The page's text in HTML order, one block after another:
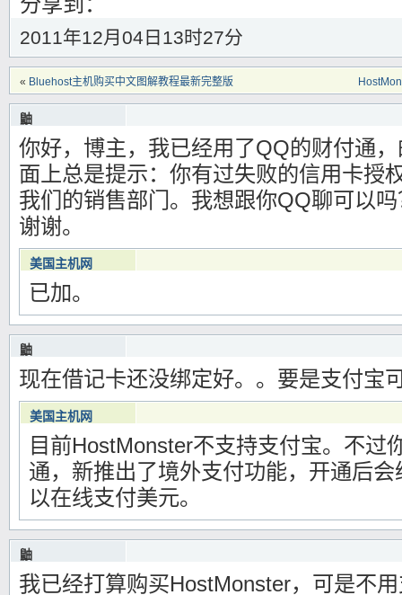
2011年12月04日13时27分
« Bluehost主机购买中文图解教程最新完整版
鼬
2012年11月28日22时00分
Warning
: Use of undefined constant 编辑 - assumed '编辑' (this will throw an
/www/wwwroot/meiguozhuji.com/wp-content/themes/blocks/functions.php
你好，博主，我已经用了QQ的财付通
面上总是提示：你有过失败的信用卡授
我们的销售部门。我想跟你QQ聊可以
谢谢。
美国主机网
2012年11月29日17时25分
Warning: Use of undefined constant 编辑 - assumed '编辑' (this will throw
/www/wwwroot/meiguozhuji.com/wp-content/themes/blocks/functions.php
已加。
鼬
2012年11月28日16时11分
Warning : Use of undefined constant 编辑 - assumed '编辑' (this will throw an
/www/wwwroot/meiguozhuji.com/wp-content/themes/blocks/functions.php
现在借记卡还没绑定好。。要是支付宝
美国主机网
2012年11月28日16时48分
Warning : Use of undefined constant 编辑 - assumed '编辑' (this will throw
/www/wwwroot/meiguozhuji.com/wp-content/themes/blocks/functions.php
目前HostMonster不支持支付宝。不过
通，新推出了境外支付功能，开通后
以在线支付美元。
鼬
2012年11月28日15时59分
我已经打算购买HostMonster，可是不